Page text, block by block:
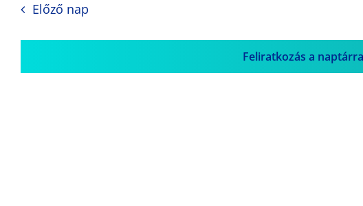
Előző nap
Feliratkozás a naptárra